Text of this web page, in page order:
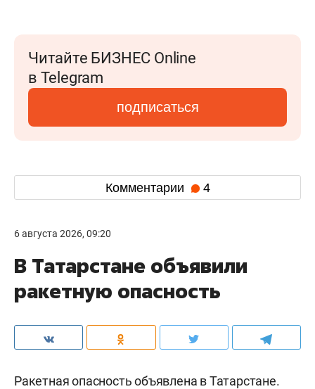
Читайте БИЗНЕС Online
в Telegram
подписаться
Комментарии 4
6 августа 2026, 09:20
В Татарстане объявили
ракетную опасность
Ракетная опасность объявлена в Татарстане.